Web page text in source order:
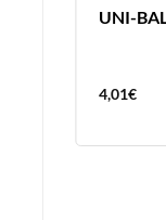
UNI-
4,01€